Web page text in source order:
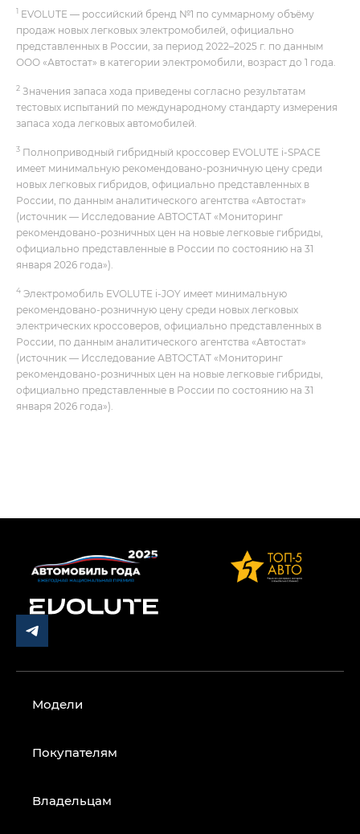
1 EVOLUTE — российский бренд №1 по суммарному объёму
продаж новых легковых электромобилей, официально
представленных в России, за период 2022–2025 г. по данным
ООО «Автостат» в категории электромобили, возраст до 1 года.
2 Значения запаса хода приведены согласно результатам
тестовых испытаний по международному стандарту измерения
запаса хода легковых автомобилей.
3 Полноприводный гибридный кроссовер EVOLUTE i‑SPACE
имеет минимальную рекомендовано-розничную цену среди
новых легковых гибридов, официально представленных в
России, по данным аналитического агентства «Автостат»
(источник — Исследование АВТОСТАТ «Мониторинг
рекомендовано-розничных цен на новые легковые гибриды,
официально представленные в России по состоянию на 31
января 2026 года»).
4 Электромобиль EVOLUTE i‑JOY имеет минимальную
рекомендовано-розничную цену среди новых легковых
электрических кроссоверов, официально представленных в
России, по данным аналитического агентства «Автостат»
(источник — Исследование АВТОСТАТ «Мониторинг
рекомендовано-розничных цен на новые легковые гибриды,
официально представленные в России по состоянию на 31
января 2026 года»).
Модели
Покупателям
Владельцам